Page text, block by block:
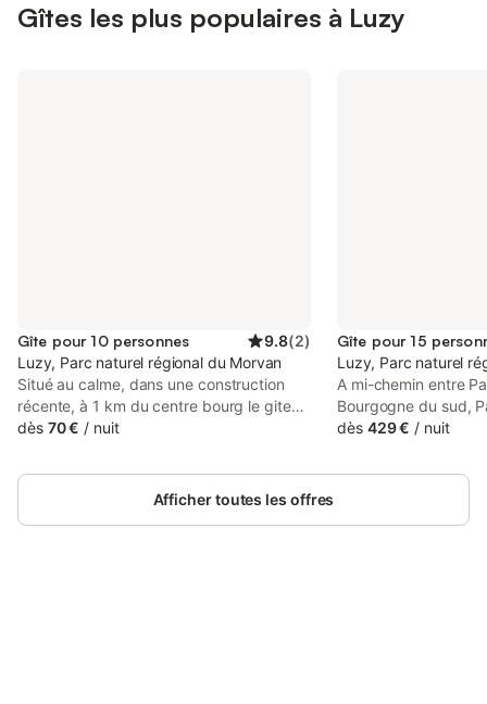
Gîtes les plus populaires à Luzy
Gîte pour 10 personnes 9.8(2)
Luzy, Parc naturel régional du Morvan
Situé au calme, dans une construction
récente, à 1 km du centre bourg le gite
d'une superficie de 85 m² avec vue sur
terrasse couverte de 35 m² un terrain de
3500 m² une cabane pour les petits vous
dès 70 € / nuit
Gîte pour 15
Luzy, Parc naturel
A mi-chemin entre
Bourgogne du sud,
magnifique longère
exceptionnelles : 15
dès 429 € / nuit
Afficher toutes les offres